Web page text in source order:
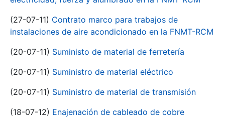
(27-07-11) Contrato marco para trabajos de
instalaciones de aire acondicionado en la FNMT-RCM
(20-07-11) Suministo de material de ferretería
(20-07-11) Suministro de material eléctrico
(20-07-11) Suministro de material de transmisión
(18-07-12) Enajenación de cableado de cobre